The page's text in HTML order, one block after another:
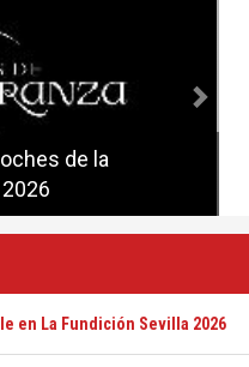
de la
en
en La Fundición Sevilla 2026